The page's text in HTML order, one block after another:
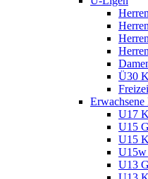
Ü30
Erwachsene
U17
U15
U15
U15w
U13